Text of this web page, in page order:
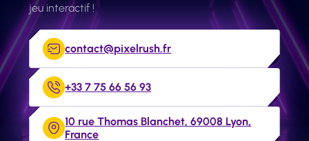
jeu interactif !
contact@pixelrush.fr
+33 7 75 66 56 93
10 rue Thomas Blanchet, 69008 Lyon,
France